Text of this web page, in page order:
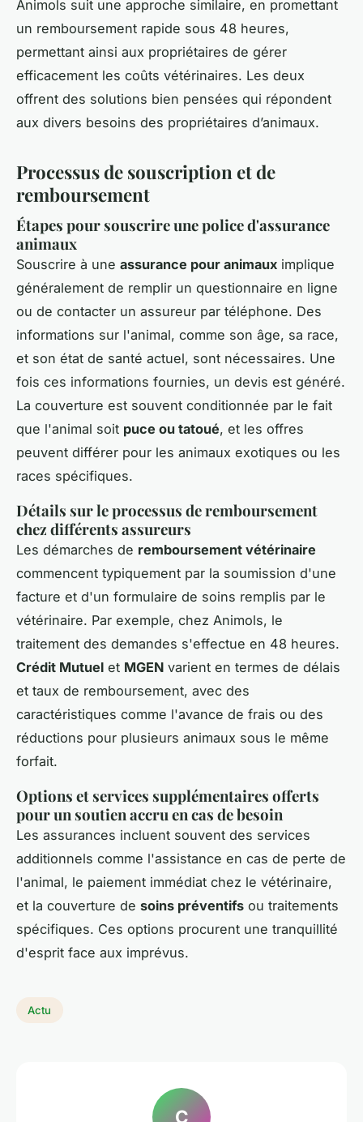
Animols suit une approche similaire, en promettant
un remboursement rapide sous 48 heures,
permettant ainsi aux propriétaires de gérer
efficacement les coûts vétérinaires. Les deux
offrent des solutions bien pensées qui répondent
aux divers besoins des propriétaires d’animaux.
Processus de souscription et de
remboursement
Étapes pour souscrire une police d'assurance
animaux
Souscrire à une assurance pour animaux implique
généralement de remplir un questionnaire en ligne
ou de contacter un assureur par téléphone. Des
informations sur l'animal, comme son âge, sa race,
et son état de santé actuel, sont nécessaires. Une
fois ces informations fournies, un devis est généré.
La couverture est souvent conditionnée par le fait
que l'animal soit puce ou tatoué, et les offres
peuvent différer pour les animaux exotiques ou les
races spécifiques.
Détails sur le processus de remboursement
chez différents assureurs
Les démarches de remboursement vétérinaire
commencent typiquement par la soumission d'une
facture et d'un formulaire de soins remplis par le
vétérinaire. Par exemple, chez Animols, le
traitement des demandes s'effectue en 48 heures.
Crédit Mutuel et MGEN varient en termes de délais
et taux de remboursement, avec des
caractéristiques comme l'avance de frais ou des
réductions pour plusieurs animaux sous le même
forfait.
Options et services supplémentaires offerts
pour un soutien accru en cas de besoin
Les assurances incluent souvent des services
additionnels comme l'assistance en cas de perte de
l'animal, le paiement immédiat chez le vétérinaire,
et la couverture de soins préventifs ou traitements
spécifiques. Ces options procurent une tranquillité
d'esprit face aux imprévus.
Actu
C